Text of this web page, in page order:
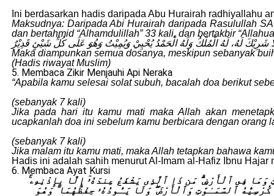
Ini berdasarkan hadis daripada Abu Hurairah radhiyallahu
Maksudnya: Daripada Abi Hurairah daripada Rasulullah
dan bertahmid “Alhamdulillah” 33 kali, dan bertakbir
لَا شَرِيْكَ لَهُ، لَهُ الْمُلْكُ وَلَهُ الْحَمْدُ يُحْيِيْ وَيُمِيْتُ وَهُوَ عَلَى كُلِّ شَيْئٍ قَدِيْرٌ
Maka diampunkan semua dosanya, meskipun sebanyak
(Hadis riwayat Muslim)
5. Membaca Zikir Menjauhi Api Neraka
“Apabila kamu selesai solat subuh, bacalah doa berikut
(sebanyak 7 kali)
Jika pada hari itu kamu mati maka Allah akan
ucapkanlah doa ini sebelum kamu berbicara dengan orang
(sebanyak 7 kali)
Jika malam itu kamu mati, maka Allah tetapkan bahawa
Hadis ini adalah sahih menurut Al-Imam al-Hafiz Ibnu
6. Membaca Ayat Kursi
فِى ٱلْأَرْضِ ۗ مَن ذَا ٱلَّذِى يَشْفَعُ عِندَهُۥٓ إِلَّا بِإِذْنِهِۦ
ٱلسَّمَـٰوَٰتِ وَٱلْأَرْضَ ۖ وَلَا يَـُٔودُهُۥ حِفْظُهُمَا ۚ وَهُوَ